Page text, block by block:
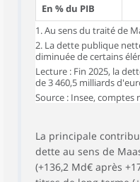
En % du PIB
1. Au sens du traité de
2. La dette publique
diminuée de certains
Lecture : Fin 2025, la
de 3 460,5 milliards
Source : Insee, comptes
La principale
dette au sens de
(+136,2 Md€ après